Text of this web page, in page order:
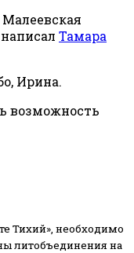
написал Тамара
Ирина.
возможность
Тихий», необходимо
литобъединения на